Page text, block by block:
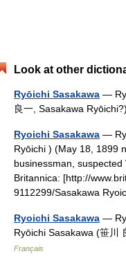
Look at other
Ryōichi Sasakawa —
良一, Sasakawa
Ryoichi Sasakawa —
Ryōichi ) (May 18, 1899
businessman,
Britannica: [http://
9112299/Sasakawa
Ryoichi Sasakawa —
Ryōichi Sasakawa (笹
Français